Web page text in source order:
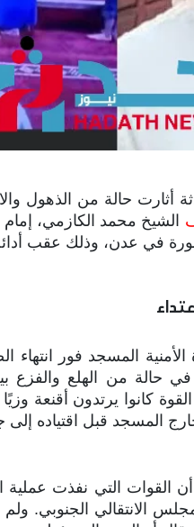
حالة من الذهول
الشيخ محمد الكازمي،
في عدن، وذلك عقب
الأمنية المسجد فور انتهاء
من الهلع والفزع
كانوا يرتدون أقنعة
المسجد قبل اقتياده
القوات التي نفذت عملية
الانتقالي